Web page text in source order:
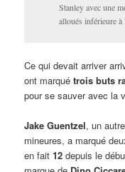
Stanley avec une
alloués inférieure à
Ce qui devait arriver
ont marquétrois buts
pour se sauver avec la
Jake Guentzel, un
mineures, a marqué
en fait12 depuis le